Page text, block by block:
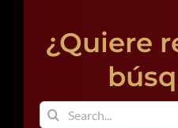
¿Quiere
Buscar: